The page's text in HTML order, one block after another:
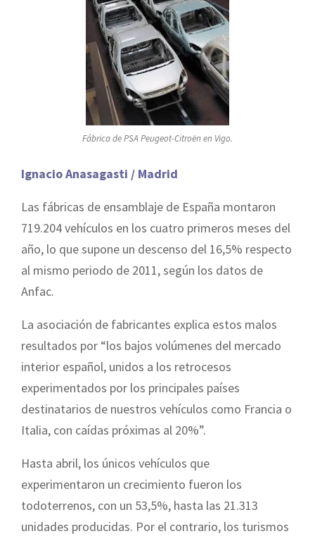
Fábrica de PSA Peugeot-Citroën en Vigo.
Ignacio Anasagasti / Madrid
Las fábricas de ensamblaje de España montaron
719.204 vehículos en los cuatro primeros meses del
año, lo que supone un descenso del 16,5% respecto
al mismo periodo de 2011, según los datos de
Anfac.
La asociación de fabricantes explica estos malos
resultados por “los bajos volúmenes del mercado
interior español, unidos a los retrocesos
experimentados por los principales países
destinatarios de nuestros vehículos como Francia o
Italia, con caídas próximas al 20%”.
Hasta abril, los únicos vehículos que
experimentaron un crecimiento fueron los
todoterrenos, con un 53,5%, hasta las 21.313
unidades producidas. Por el contrario, los turismos